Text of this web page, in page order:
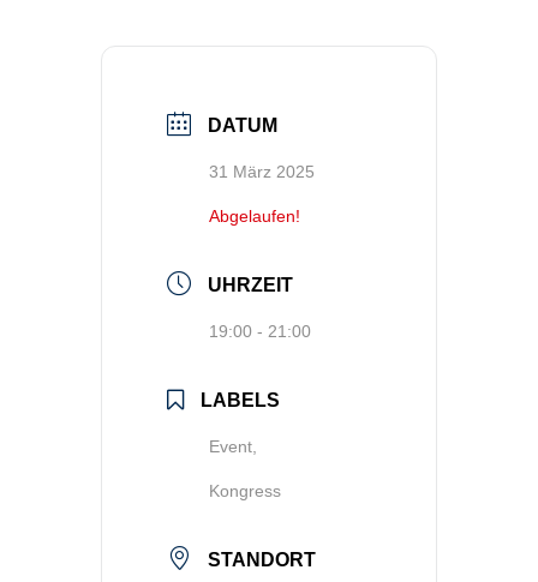
DATUM
31 März 2025
Abgelaufen!
UHRZEIT
19:00 - 21:00
LABELS
Event,
Kongress
STANDORT